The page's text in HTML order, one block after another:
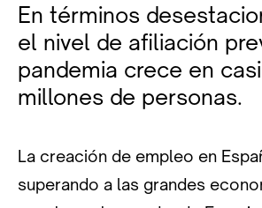
En términos
el nivel de afiliación
pandemia crece en casi
millones de personas.
La creación de empleo en
superando a las grandes